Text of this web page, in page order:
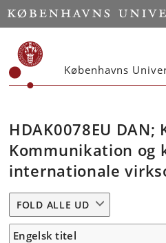
Københavns
HDAK0078EU
Kommunikation og
internationale
FOLD ALLE UD
Engelsk titel